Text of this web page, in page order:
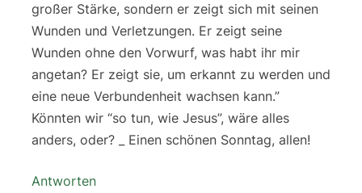
großer Stärke, sondern er zeigt sich mit seinen
Wunden und Verletzungen. Er zeigt seine
Wunden ohne den Vorwurf, was habt ihr mir
angetan? Er zeigt sie, um erkannt zu werden und
eine neue Verbundenheit wachsen kann.”
Könnten wir “so tun, wie Jesus”, wäre alles
anders, oder? _ Einen schönen Sonntag, allen!
Antworten